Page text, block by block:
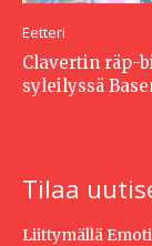
Eetteri
Clavertin räp-
syleilyssä
Tilaa
Liittymällä